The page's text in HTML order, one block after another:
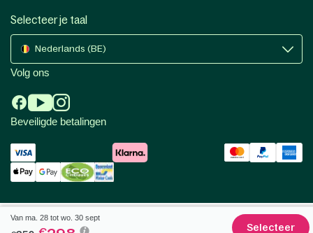
Van ma. 28 tot wo. 30 sept
Selecteer
Selecteer je taal
Nederlands (BE)
Volg ons
Beveiligde betalingen